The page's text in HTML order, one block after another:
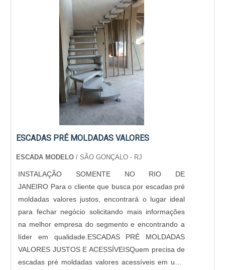
ESCADAS PRÉ MOLDADAS VALORES
ESCADA MODELO/ SÃO GONÇALO - RJ
INSTALAÇÃO SOMENTE NO RIO DE
JANEIRO Para o cliente que busca por escadas pré
moldadas valores justos, encontrará o lugar ideal
para fechar negócio solicitando mais informações
na melhor empresa do segmento e encontrando a
líder em qualidade.ESCADAS PRÉ MOLDADAS
VALORES JUSTOS E ACESSÍVEISQuem precisa de
escadas pré moldadas valores acessíveis em uma